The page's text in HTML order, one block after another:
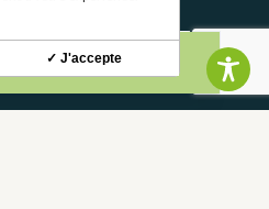
✓ J'accepte